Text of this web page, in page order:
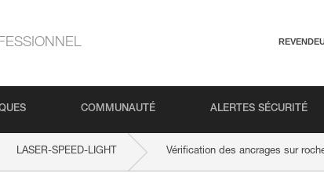
COMMUNAUTÉ ALERTES SÉCURITÉ
LASER-SPEED-LIGHT Vérification des ancrages sur